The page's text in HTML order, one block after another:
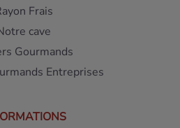
Frais
cave
Gourmands
Entreprises